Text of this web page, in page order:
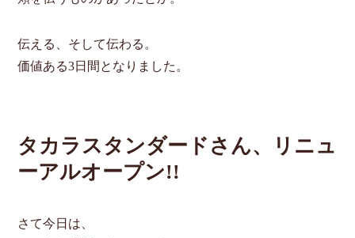
伝える、そして伝わる。
価値ある3日間となりました。
タカラスタンダードさん、リニュ
ーアルオープン!!
さて今日は、